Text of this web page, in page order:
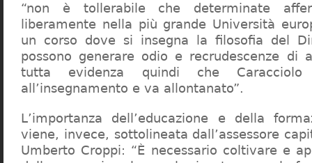
“non è tollerabile che determinate
liberamente nella più grande Università
un corso dove si insegna la filosofia del
possono generare odio e recrudescenze di
tutta evidenza quindi che
all’insegnamento e va allontanato”.
L’importanza dell’educazione e della
viene, invece, sottolineata dall’assessore
Umberto Croppi: “È necessario coltivare e